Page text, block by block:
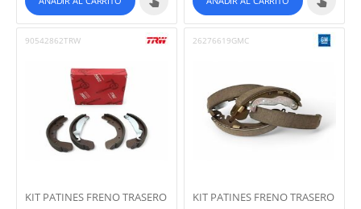
90542862TRW
KIT PATINES FRENO TRASERO
26276619GMC
KIT PATINES FRENO TRASERO